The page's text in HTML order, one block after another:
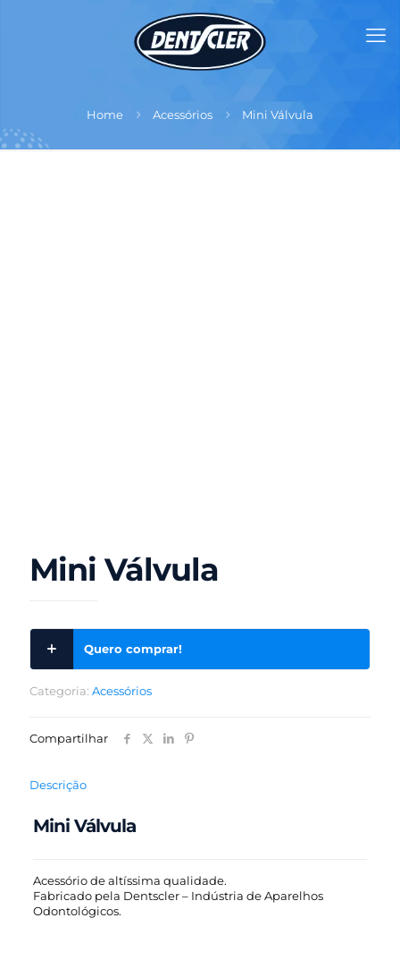
Home Acessórios Mini Válvula
Mini Válvula
Quero comprar!
Categoria: Acessórios
Compartilhar
Descrição
Mini Válvula
Acessório de altíssima qualidade.
Fabricado pela Dentscler – Indústria de Aparelhos
Odontológicos.